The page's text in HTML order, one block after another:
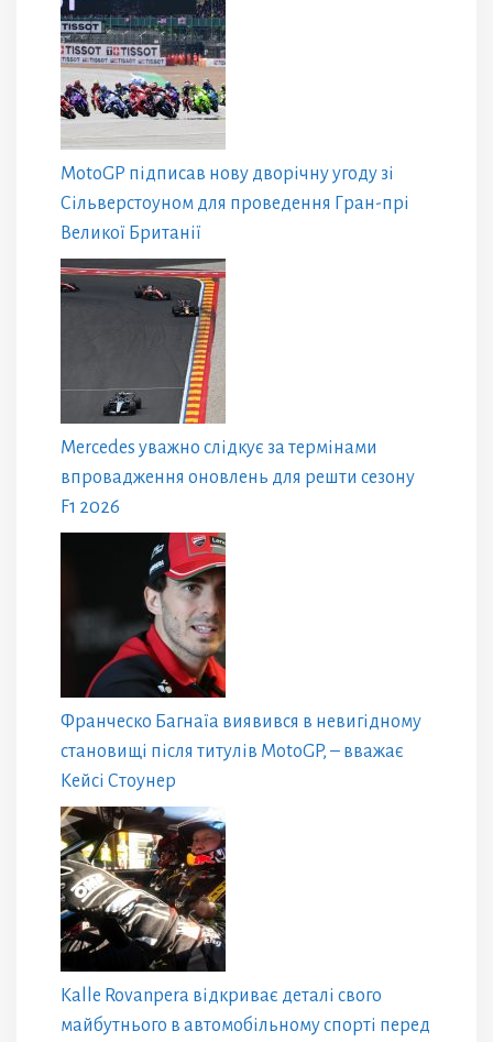
MotoGP підписав нову дворічну угоду зі
Сільверстоуном для проведення Гран-прі
Великої Британії
Mercedes уважно слідкує за термінами
впровадження оновлень для решти сезону
F1 2026
Франческо Багнаїа виявився в невигідному
становищі після титулів MotoGP, – вважає
Кейсі Стоунер
Kalle Rovanpera відкриває деталі свого
майбутнього в автомобільному спорті перед